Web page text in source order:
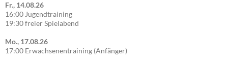
Fr., 14.08.26
16:00 Jugendtraining
19:30 freier Spielabend
Mo., 17.08.26
17:00 Erwachsenentraining (Anfänger)